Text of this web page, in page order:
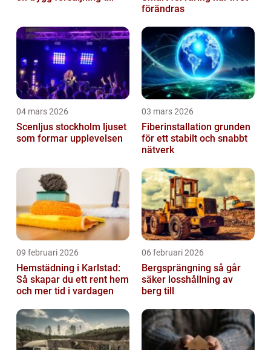
förändras
04 mars 2026
Scenljus stockholm ljuset
som formar upplevelsen
03 mars 2026
Fiberinstallation grunden
för ett stabilt och snabbt
nätverk
09 februari 2026
Hemstädning i Karlstad:
Så skapar du ett rent hem
och mer tid i vardagen
06 februari 2026
Bergsprängning så går
säker losshållning av
berg till